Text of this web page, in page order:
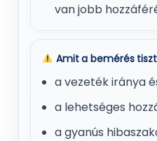
van jobb
Amit a bemérés
a vezeték iránya
a lehetséges
a gyanús